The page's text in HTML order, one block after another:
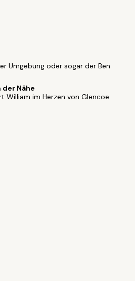
Umgebung oder sogar der Ben
Nähe
William im Herzen von Glencoe